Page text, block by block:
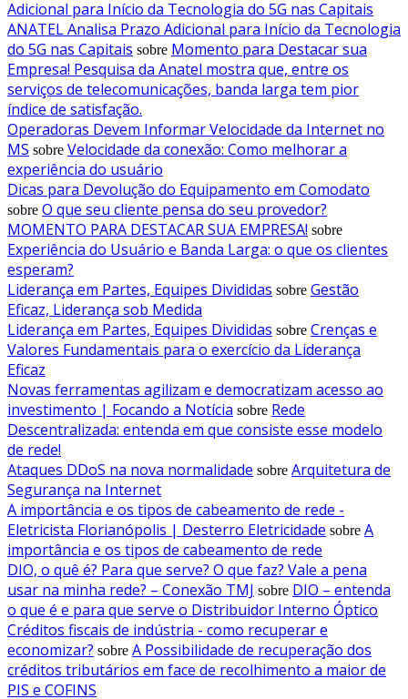
Adicional para Início da Tecnologia do 5G nas Capitais
ANATEL Analisa Prazo Adicional para Início da Tecnologia
do 5G nas Capitais sobre Momento para Destacar sua
Empresa! Pesquisa da Anatel mostra que, entre os
serviços de telecomunicações, banda larga tem pior
índice de satisfação.
Operadoras Devem Informar Velocidade da Internet no
MS sobre Velocidade da conexão: Como melhorar a
experiência do usuário
Dicas para Devolução do Equipamento em Comodato
sobre O que seu cliente pensa do seu provedor?
MOMENTO PARA DESTACAR SUA EMPRESA! sobre
Experiência do Usuário e Banda Larga: o que os clientes
esperam?
Liderança em Partes, Equipes Divididas sobre Gestão
Eficaz, Liderança sob Medida
Liderança em Partes, Equipes Divididas sobre Crenças e
Valores Fundamentais para o exercício da Liderança
Eficaz
Novas ferramentas agilizam e democratizam acesso ao
investimento | Focando a Notícia sobre Rede
Descentralizada: entenda em que consiste esse modelo
de rede!
Ataques DDoS na nova normalidade sobre Arquitetura de
Segurança na Internet
A importância e os tipos de cabeamento de rede -
Eletricista Florianópolis | Desterro Eletricidade sobre A
importância e os tipos de cabeamento de rede
DIO, o quê é? Para que serve? O que faz? Vale a pena
usar na minha rede? – Conexão TMJ sobre DIO – entenda
o que é e para que serve o Distribuidor Interno Óptico
Créditos fiscais de indústria - como recuperar e
economizar? sobre A Possibilidade de recuperação dos
créditos tributários em face de recolhimento a maior de
PIS e COFINS